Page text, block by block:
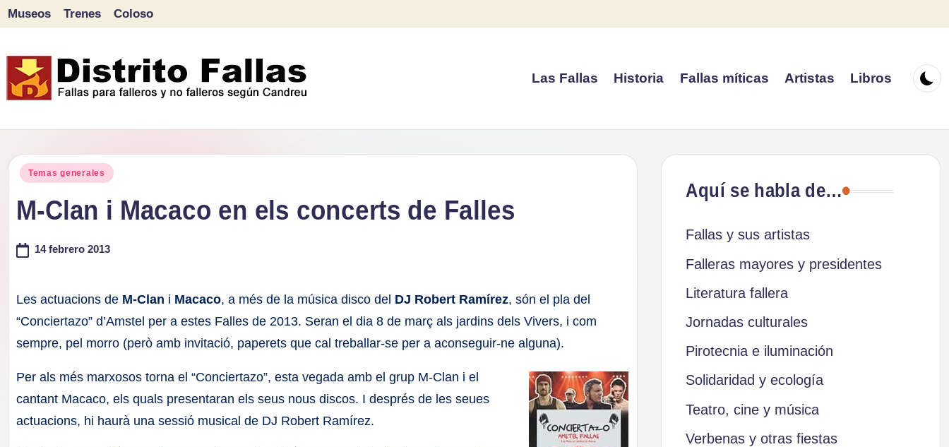
contenido
Museos Trenes Coloso
Las Fallas Historia Fallas míticas Artistas Libros
Publicado
Temas generales
M-Clan i Macaco en els concerts de Falles
14 febrero 2013
Les actuacions de M-Clan i Macaco, a més de la música disco del DJ Robert Ramírez, són el pla del
“Conciertazo” d’Amstel per a estes Falles de 2013. Seran el dia 8 de març als jardins dels Vivers, i com
sempre, pel morro (però amb invitació, paperets que cal treballar-se per a aconseguir-ne alguna).
Per als més marxosos torna el “Conciertazo”, esta vegada amb el grup M-Clan i el
cantant Macaco, els quals presentaran els seus nous discos. I després de les seues
actuacions, hi haurà una sessió musical de DJ Robert Ramírez.
Aquí se habla de…
Fallas y sus artistas
Falleras mayores y presidentes
Literatura fallera
Jornadas culturales
Pirotecnia e iluminación
Solidaridad y ecología
Teatro, cine y música
Verbenas y otras fiestas